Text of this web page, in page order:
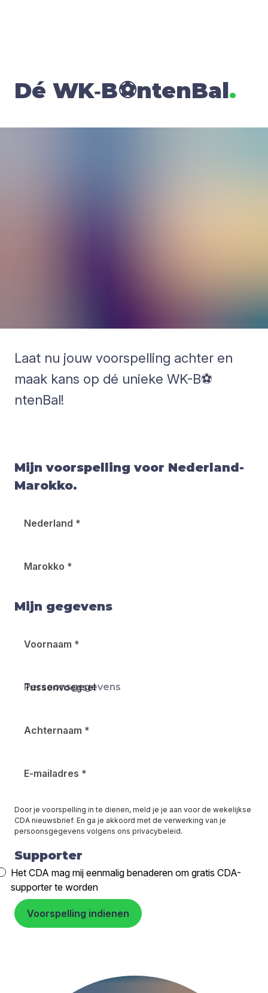
Dé WK‑B⚽ntenBal.
Laat nu jouw voorspelling achter en
maak kans op dé unieke WK-B⚽
ntenBal!
Mijn voorspelling voor Nederland-
Marokko.
Nederland *
Marokko *
Mijn gegevens
Persoonsgegevens
Voornaam *
Tussenvoegsel
Achternaam *
E-mailadres *
Door je voorspelling in te dienen, meld je je aan voor de wekelijkse
CDA nieuwsbrief. En ga je akkoord met de verwerking van je
persoonsgegevens volgens ons privacybeleid.
Supporter
Het CDA mag mij eenmalig benaderen om gratis CDA-
supporter te worden
Voorspelling indienen